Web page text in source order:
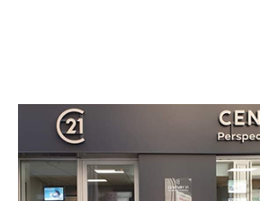
CENTURY 21
66 Grande rue de la
LYON - 69004